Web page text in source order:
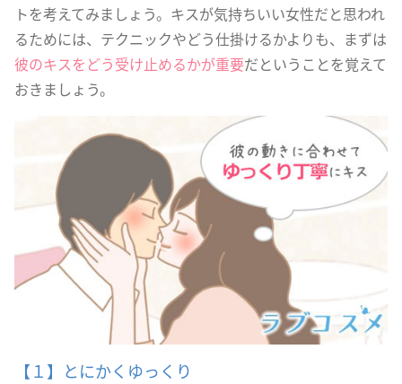
トを考えてみましょう。キスが気持ちいい女性だと思われ
るためには、テクニックやどう仕掛けるかよりも、まずは
彼のキスをどう受け止めるかが重要だということを覚えて
おきましょう。
【１】とにかくゆっくり